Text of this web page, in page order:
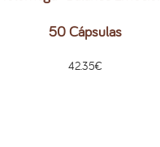
50 Cápsulas
42.35€